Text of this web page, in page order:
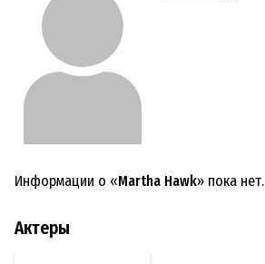
Информации о «Martha Hawk» пока нет.
Актеры